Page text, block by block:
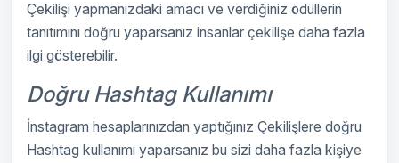
Çekilişi yapmanızdaki amacı ve verdiğiniz ödüllerin
tanıtımını doğru yaparsanız insanlar çekilişe daha fazla
ilgi gösterebilir.
Doğru Hashtag Kullanımı
İnstagram hesaplarınızdan yaptığınız Çekilişlere doğru
Hashtag kullanımı yaparsanız bu sizi daha fazla kişiye